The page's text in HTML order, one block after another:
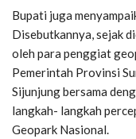
Bupati juga
Disebutkannya, sejak
oleh para penggiat
Pemerintah Provinsi
Sijunjung bersama
langkah- langkah
Geopark Nasional.